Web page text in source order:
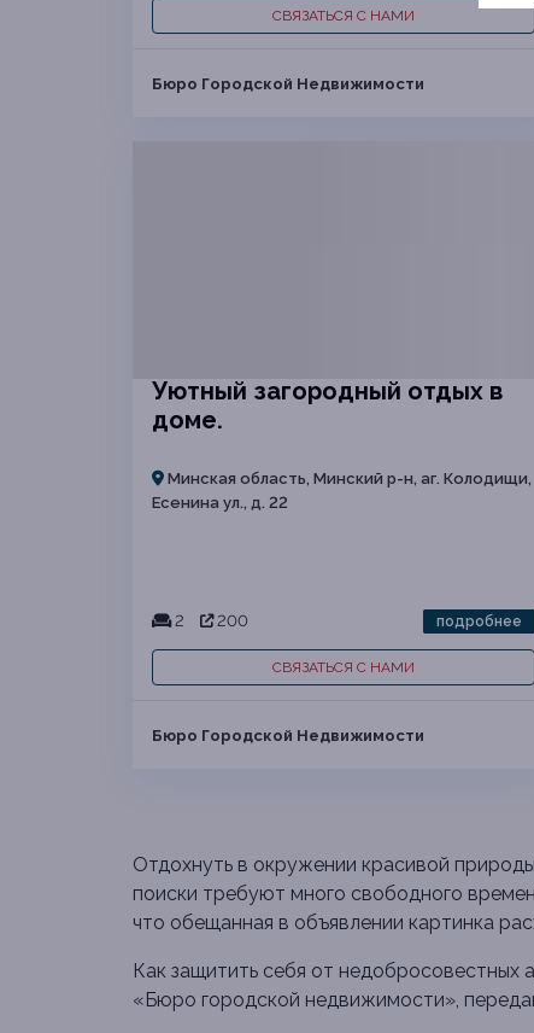
СВЯЗАТЬСЯ С НАМИ
Бюро Городской Недвижимости
Уютный загородный отдых в
доме.
Минская область, Минский р-н, аг. Колодищи,
Есенина ул., д. 22
2 200 подробнее
СВЯЗАТЬСЯ С НАМИ
Бюро Городской Недвижимости
Отдохнуть в окружении красивой
поиски требуют много свободного
что обещанная в объявлении картинка
Как защитить себя от недобросовестных
«Бюро городской недвижимости»,